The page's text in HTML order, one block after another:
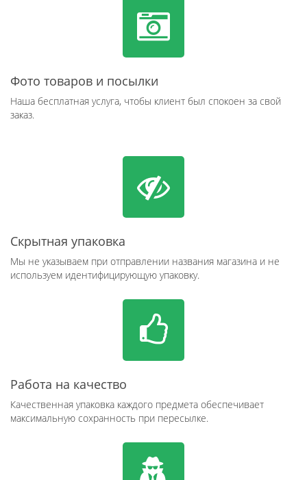
Фото товаров и посылки
Наша бесплатная услуга, чтобы клиент был спокоен за свой
заказ.
Скрытная упаковка
Мы не указываем при отправлении названия магазина и не
используем идентифицирующую упаковку.
Работа на качество
Качественная упаковка каждого предмета обеспечивает
максимальную сохранность при пересылке.